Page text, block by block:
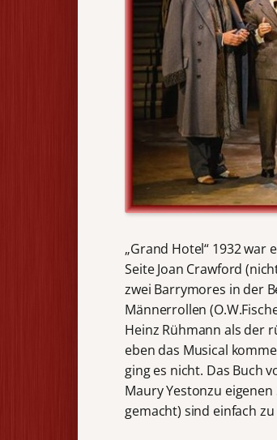
„Grand Hotel“ 1932 war
Seite Joan Crawford
zwei Barrymores in der
Männerrollen
Heinz Rühmann als der
eben das Musical
ging es nicht. Das Buch
Maury Yestonzu
gemacht) sind einfach